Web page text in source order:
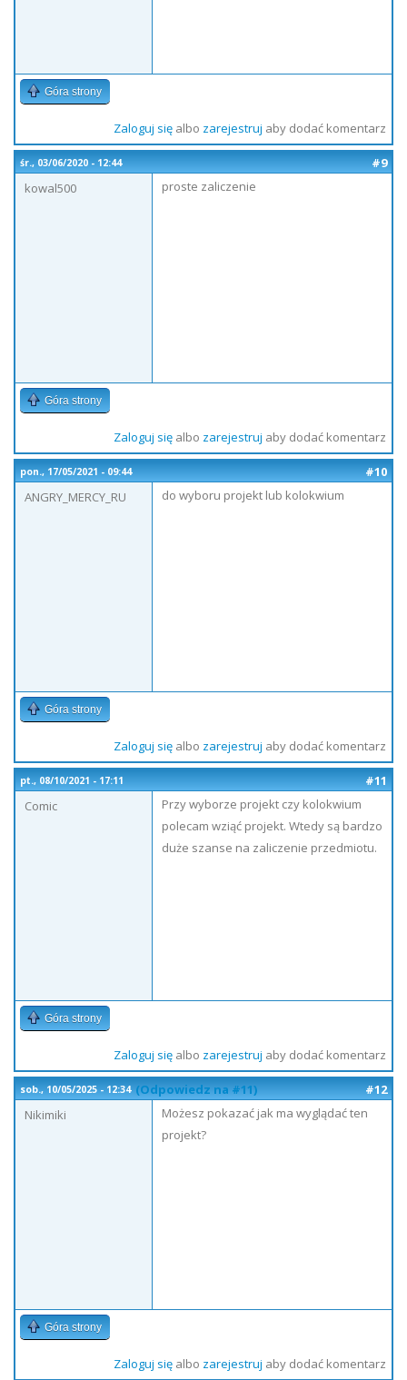
Góra strony
Zaloguj sięalbo zarejestruj aby dodać komentarz
śr., 03/06/2020 - 12:44
#9
kowal500
proste zaliczenie
Góra strony
Zaloguj sięalbo zarejestruj aby dodać komentarz
pon., 17/05/2021 - 09:44
#10
ANGRY_MERCY_RU
do wyboru projekt lub kolokwium
Góra strony
Zaloguj sięalbo zarejestruj aby dodać komentarz
pt., 08/10/2021 - 17:11
#11
Comic
Przy wyborze projekt czy kolokwium
polecam wziąć projekt. Wtedy są bardzo
duże szanse na zaliczenie przedmiotu.
Góra strony
Zaloguj sięalbo zarejestruj aby dodać komentarz
sob., 10/05/2025 - 12:34 (Odpowiedz na #11)
#12
Nikimiki
Możesz pokazać jak ma wyglądać ten
projekt?
Góra strony
Zaloguj sięalbo zarejestruj aby dodać komentarz